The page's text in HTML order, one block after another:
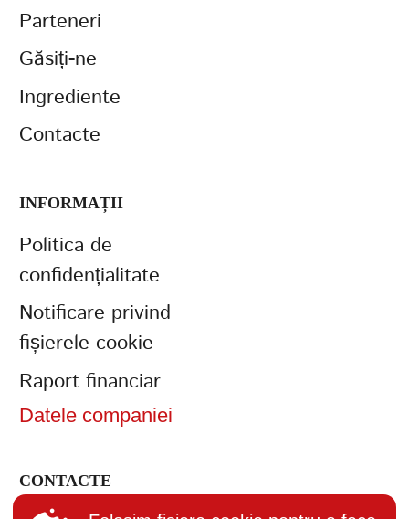
Parteneri
Găsiți-ne
Ingrediente
Contacte
INFORMAȚII
Politica de
confidențialitate
Notificare privind
fișierele cookie
Raport financiar
Datele companiei
CONTACTE